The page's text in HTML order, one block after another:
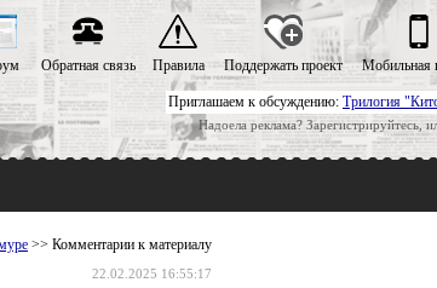
Приглашаем к обсуждению: Трилогия
Надоела реклама? Зарегистрируйтесь,
Обратная связь Правила Поддержать проект Мобильная
>> Комментарии к материалу
22.02.2025 16:55:17